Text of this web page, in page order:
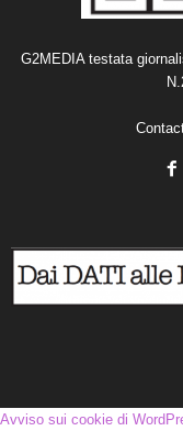
G2MEDIA testata
Avviso sui cookie di